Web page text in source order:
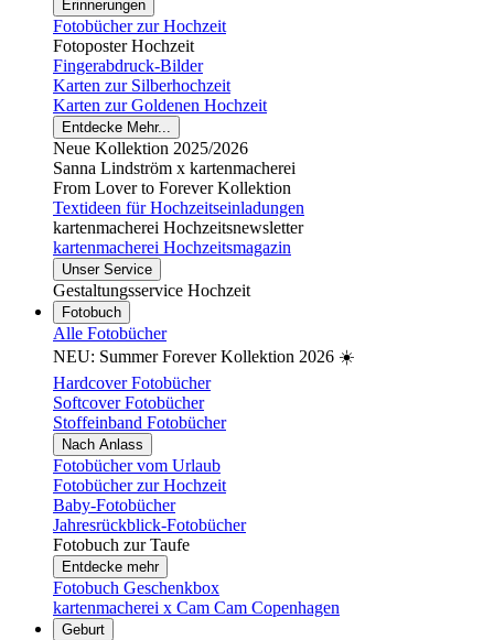
Erinnerungen
Fotobücher zur Hochzeit
Fotoposter Hochzeit
Fingerabdruck-Bilder
Karten zur Silberhochzeit
Karten zur Goldenen Hochzeit
Entdecke Mehr...
Neue Kollektion 2025/2026
Sanna Lindström x kartenmacherei
From Lover to Forever Kollektion
Textideen für Hochzeitseinladungen
kartenmacherei Hochzeitsnewsletter
kartenmacherei Hochzeitsmagazin
Unser Service
Gestaltungsservice Hochzeit
Fotobuch
Alle Fotobücher
NEU: Summer Forever Kollektion 2026 ☀️
Hardcover Fotobücher
Softcover Fotobücher
Stoffeinband Fotobücher
Nach Anlass
Fotobücher vom Urlaub
Fotobücher zur Hochzeit
Baby-Fotobücher
Jahresrückblick-Fotobücher
Fotobuch zur Taufe
Entdecke mehr
Fotobuch Geschenkbox
kartenmacherei x Cam Cam Copenhagen
Geburt